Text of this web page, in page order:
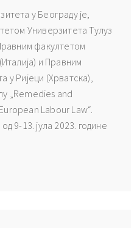
у Београду је,
Универзитета Тулуз
факултетом
и Правним
у Ријеци (Хрватска),
„Remedies and
Labour Law“.
9-13. јула 2023. године